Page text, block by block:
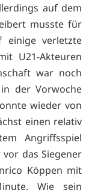
auf dem
musste für
einige verletzte
U21-Akteuren
war noch
der Vorwoche
wieder von
einen relativ
Angriffsspiel
das Siegener
Köppen mit
Wie sein